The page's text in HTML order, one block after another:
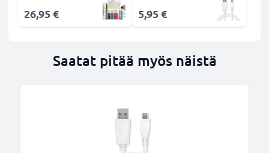
26,95 € 5,95 €
Saatat pitää myös näistä